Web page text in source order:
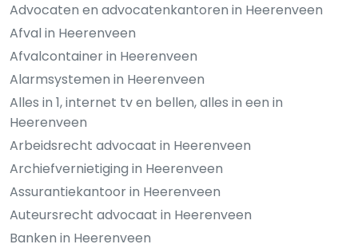
Advocaten en advocatenkantoren in Heerenveen
Afval in Heerenveen
Afvalcontainer in Heerenveen
Alarmsystemen in Heerenveen
Alles in 1, internet tv en bellen, alles in een in
Heerenveen
Arbeidsrecht advocaat in Heerenveen
Archiefvernietiging in Heerenveen
Assurantiekantoor in Heerenveen
Auteursrecht advocaat in Heerenveen
Banken in Heerenveen